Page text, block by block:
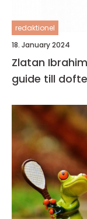
redaktionel
18. January 2024
Zlatan
guide till